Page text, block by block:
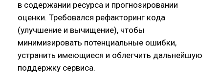
в содержании ресурса и прогнозировании
оценки. Требовался рефакторинг кода
(улучшение и вычищение), чтобы
минимизировать потенциальные ошибки,
устранить имеющиеся и облегчить дальнейшую
поддержку сервиса.